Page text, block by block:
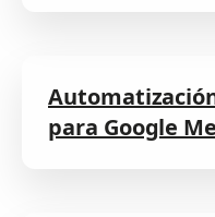
para Google